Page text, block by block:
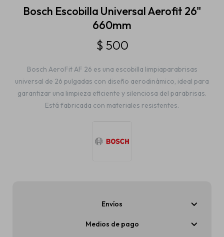
Bosch Escobilla Universal Aerofit 26"
660mm
$ 500
Bosch AeroFit AF 26 es una escobilla limpiaparabrisas
universal de 26 pulgadas con diseño aerodinámico, ideal para
garantizar una limpieza eficiente y silenciosa del parabrisas.
Está fabricada con materiales resistentes.
Envíos
Medios de pago
Accesorios
Servicios